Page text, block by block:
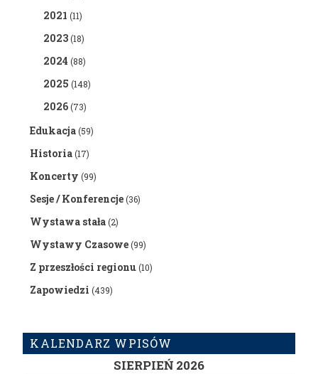
2021 (11)
2023(18)
2024 (88)
2025 (148)
2026(73)
Edukacja(59)
Historia(17)
Koncerty (99)
Sesje / Konferencje(36)
Wystawa stała(2)
Wystawy Czasowe(99)
Z przeszłości regionu(10)
Zapowiedzi (439)
KALENDARZ WPISÓW
SIERPIEŃ 2026